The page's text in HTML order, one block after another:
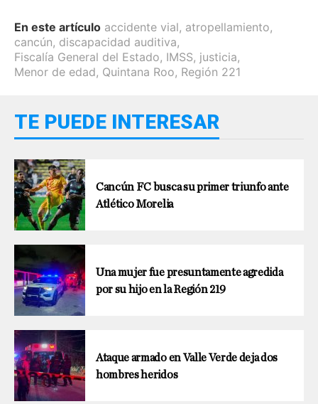
En este artículo accidente vial, atropellamiento,
cancún, discapacidad auditiva,
Fiscalía General del Estado, IMSS, justicia,
Menor de edad, Quintana Roo, Región 221
TE PUEDE INTERESAR
Cancún FC busca su primer triunfo ante
Atlético Morelia
Una mujer fue presuntamente agredida
por su hijo en la Región 219
Ataque armado en Valle Verde deja dos
hombres heridos